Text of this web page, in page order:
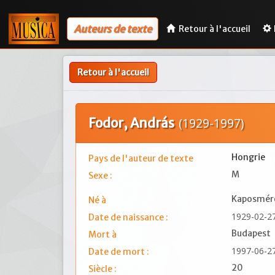
Auteurs de texte Retour à l'accueil
Retour à l'accueil
Fodor, András (1929-1997)
Pays de l'auteur de texte
Hongrie
Sexe :
M
Né à
Date de naissance :
1929-02-
Mort à
Budapest
Date de mort :
1997-06-
Siècle : 20